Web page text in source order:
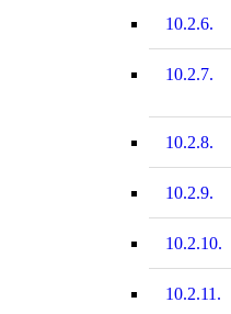
10.2.6.
10.2.7.
10.2.8.
10.2.9.
10.2.10.
10.2.11.